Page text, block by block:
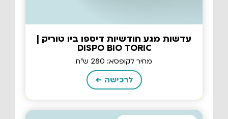
עדשות מגע חודשיות דיספו ביו טוריק |
DISPO BIO TORIC
מחיר לקופסא: 280 ש"ח
לרכישה ←